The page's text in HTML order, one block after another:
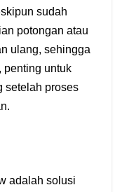
sudah
potongan atau
ulang, sehingga
penting untuk
setelah proses
adalah solusi